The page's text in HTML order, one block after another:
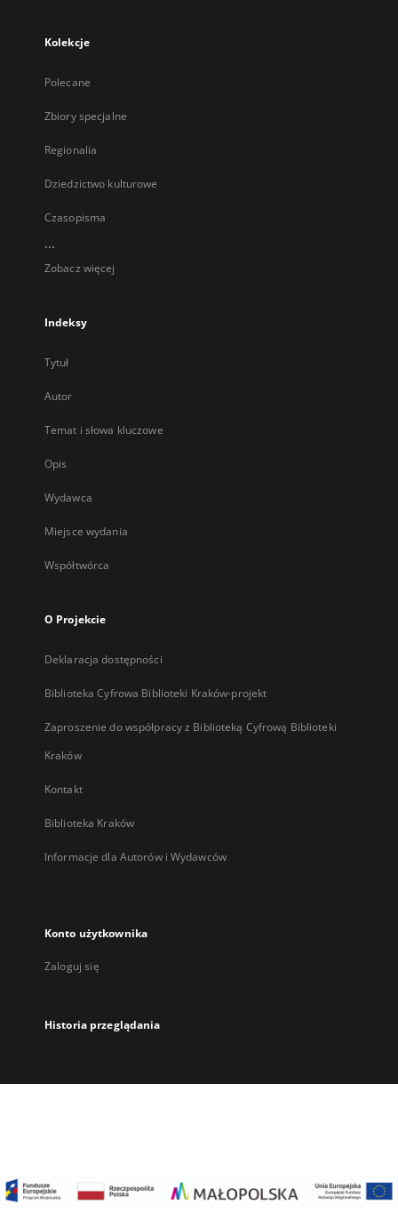
Kolekcje
Polecane
Zbiory specjalne
Regionalia
Dziedzictwo kulturowe
Czasopisma
...
Zobacz więcej
Indeksy
Tytuł
Autor
Temat i słowa kluczowe
Opis
Wydawca
Miejsce wydania
Współtwórca
O Projekcie
Deklaracja dostępności
Biblioteka Cyfrowa Biblioteki Kraków-projekt
Zaproszenie do współpracy z Biblioteką Cyfrową Biblioteki
Kraków
Kontakt
Biblioteka Kraków
Informacje dla Autorów i Wydawców
Konto użytkownika
Zaloguj się
Historia przeglądania